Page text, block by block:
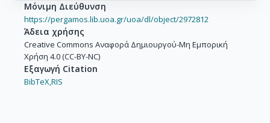
Μόνιμη Διεύθυνση
https://pergamos.lib.uoa.gr/uoa/dl/object/2972812
Άδεια χρήσης
Creative Commons Αναφορά Δημιουργού-Μη Εμπορική
Χρήση 4.0 (CC-BY-NC)
Εξαγωγή Citation
BibTeX,RIS